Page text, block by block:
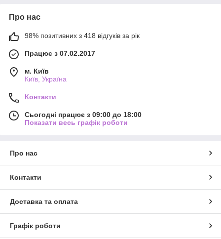
Про нас
98% позитивних з 418 відгуків за рік
Працює з 07.02.2017
м. Київ
Київ, Україна
Контакти
Сьогодні працює з 09:00 до 18:00
Показати весь графік роботи
Про нас
Контакти
Доставка та оплата
Графік роботи